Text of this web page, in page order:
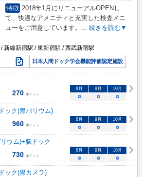
特徴 2018年1月にリニューアルOPENし
て、快適なアメニティと充実した検査メニ
ューをご用意しています。 ... 続きを読む▼
新線新宿駅 / 東新宿駅 / 西武新宿駅
日本人間ドック学会機能評価認定施設
270 ポイント
8月 9月 10月
○ ○ ○
ック(胃バリウム)
960 ポイント
8月 9月 10月
○ ○ ○
ウム)+脳ドック
730 ポイント
8月 9月 10月
○ ○ ○
ック(胃カメラ)